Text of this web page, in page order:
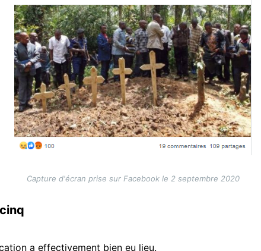
Capture d'écran prise sur Facebook le 2 septembre 2020
a effectivement bien eu lieu.